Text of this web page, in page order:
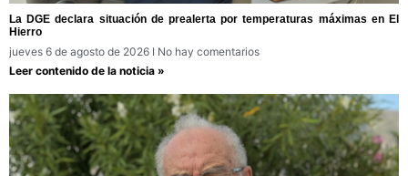
La DGE declara situación de prealerta por temperaturas máximas en El
Hierro
jueves 6 de agosto de 2026
No hay comentarios
Leer contenido de la noticia »